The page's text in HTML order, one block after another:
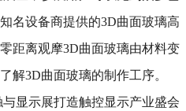
名设备商提供的3D曲面玻璃高
距离观摩3D曲面玻璃由材料变
解3D曲面玻璃的制作工序。